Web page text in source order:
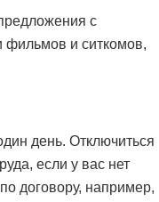
с
фильмов и ситкомов,
день. Отключиться
если у вас нет
договору, например,